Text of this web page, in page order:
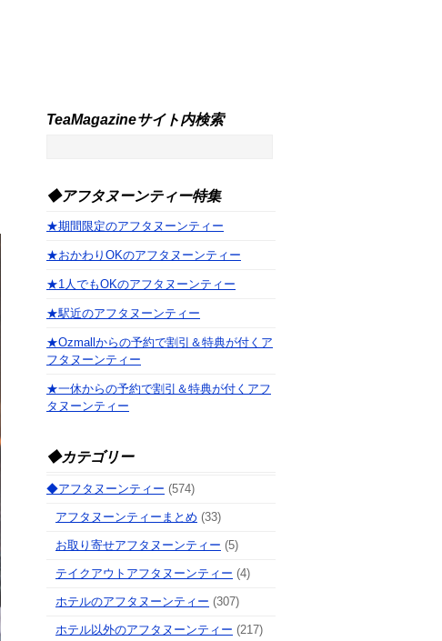
TeaMagazineサイト内検索
◆アフタヌーンティー特集
★期間限定のアフタヌーンティー
★おかわりOKのアフタヌーンティー
★1人でもOKのアフタヌーンティー
★駅近のアフタヌーンティー
★Ozmallからの予約で割引＆特典が付くア
フタヌーンティー
★一休からの予約で割引＆特典が付くアフ
タヌーンティー
◆カテゴリー
◆アフタヌーンティー (574)
アフタヌーンティーまとめ (33)
お取り寄せアフタヌーンティー (5)
テイクアウトアフタヌーンティー (4)
ホテルのアフタヌーンティー (307)
ホテル以外のアフタヌーンティー (217)